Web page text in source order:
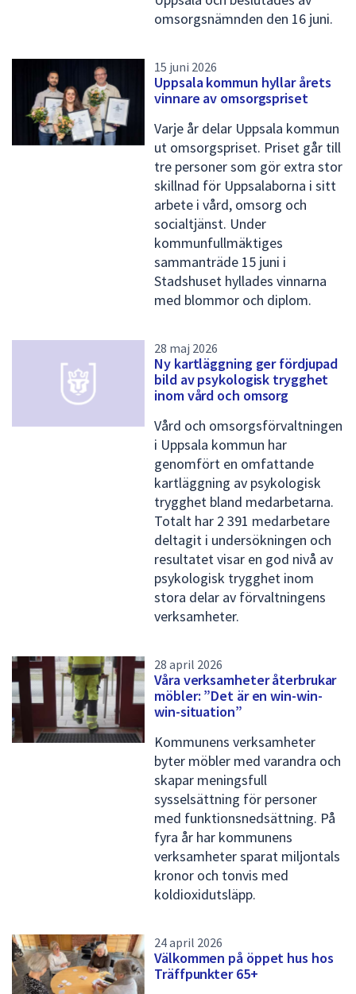
omsorgsnämnden den 16 juni.
15 juni 2026
Uppsala kommun hyllar årets
vinnare av omsorgspriset
Varje år delar Uppsala kommun
ut omsorgspriset. Priset går till
tre personer som gör extra stor
skillnad för Uppsalaborna i sitt
arbete i vård, omsorg och
socialtjänst. Under
kommunfullmäktiges
sammanträde 15 juni i
Stadshuset hyllades vinnarna
med blommor och diplom.
28 maj 2026
Ny kartläggning ger fördjupad
bild av psykologisk trygghet
inom vård och omsorg
Vård och omsorgsförvaltningen
i Uppsala kommun har
genomfört en omfattande
kartläggning av psykologisk
trygghet bland medarbetarna.
Totalt har 2 391 medarbetare
deltagit i undersökningen och
resultatet visar en god nivå av
psykologisk trygghet inom
stora delar av förvaltningens
verksamheter.
28 april 2026
Våra verksamheter återbrukar
möbler: ”Det är en win-win-
win-situation”
Kommunens verksamheter
byter möbler med varandra och
skapar meningsfull
sysselsättning för personer
med funktionsnedsättning. På
fyra år har kommunens
verksamheter sparat miljontals
kronor och tonvis med
koldioxidutsläpp.
24 april 2026
Välkommen på öppet hus hos
Träffpunkter 65+